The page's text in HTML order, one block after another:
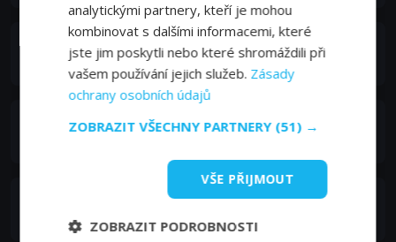
Johnny Carson
Self (archive footage)
Andy Kaufman
Self (archive footage)
analytickými partnery, kteří je mohou
kombinovat s dalšími informacemi, které
jste jim poskytli nebo které shromáždili při
vašem používání jejich služeb. Zásady
ochrany osobních údajů
ZOBRAZIT VŠECHNY PARTNERY (51) →
VŠE PŘIJMOUT
ZOBRAZIT PODROBNOSTI